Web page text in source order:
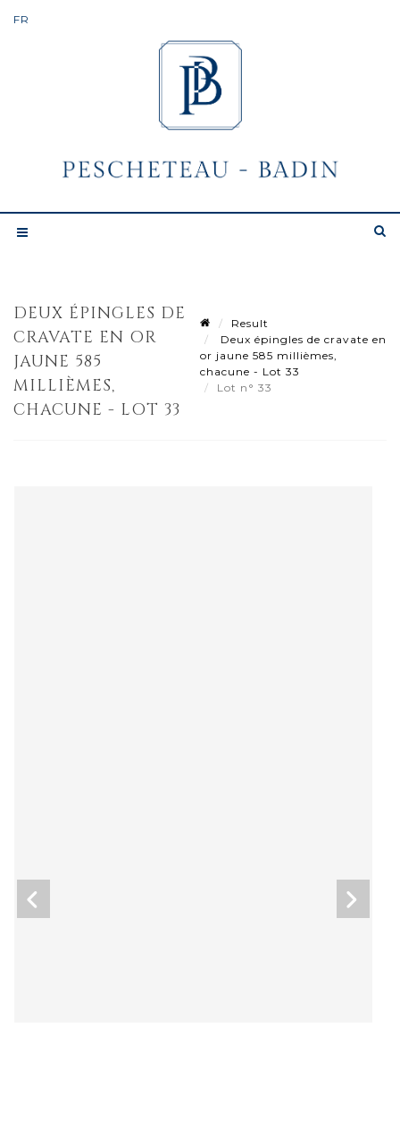
DEUX ÉPINGLES DE
CRAVATE EN OR
JAUNE 585
MILLIÈMES,
CHACUNE - LOT 33
Result
Deux épingles de cravate en
or jaune 585 millièmes,
chacune - Lot 33
Lot n° 33